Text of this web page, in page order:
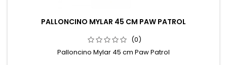
PALLONCINO MYLAR 45 CM PAW PATROL
(0)
Palloncino Mylar 45 cm Paw Patrol